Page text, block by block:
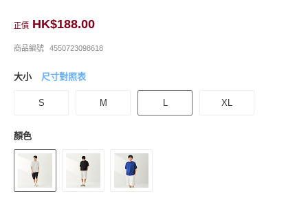
正價 HK$188.00
商品編號 4550723098618
大小 尺寸對照表
S M L XL
顏色